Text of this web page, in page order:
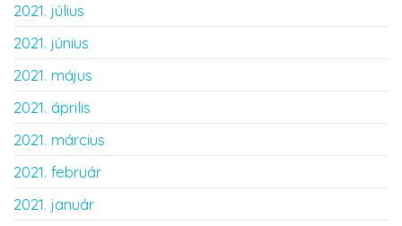
2021. július
2021. június
2021. május
2021. április
2021. március
2021. február
2021. január